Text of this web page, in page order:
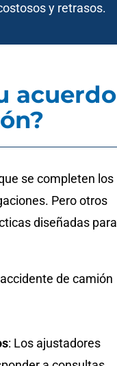
y retrasos.
acuerdo
se completen los
Pero otros
diseñadas para
de camión
: Los ajustadores